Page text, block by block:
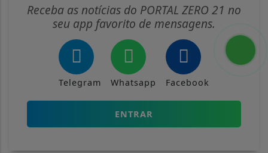
Receba as notícias do PORTAL ZERO 21 no
seu app favorito de mensagens.
Telegram Whatsapp Facebook
ENTRAR